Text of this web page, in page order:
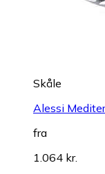
Skåle
Alessi
fra
1.064 kr.